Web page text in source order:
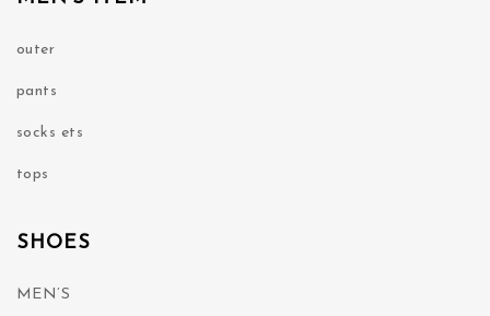
outer
pants
socks ets
tops
SHOES
MEN’S